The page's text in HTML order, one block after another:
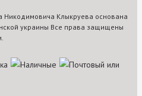
Никодимовича Клыкруева основана
украины Все права защищены